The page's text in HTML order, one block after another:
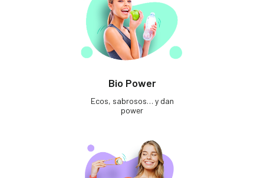
Bio Power
Ecos, sabrosos… y dan
power